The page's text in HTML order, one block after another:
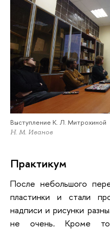
Выступление К. Л. Митрохиной
Н. М. Иванов
Практикум
​​​​​​После небольшого
пластинки и стали
надписи и рисунки
не очень. Кроме